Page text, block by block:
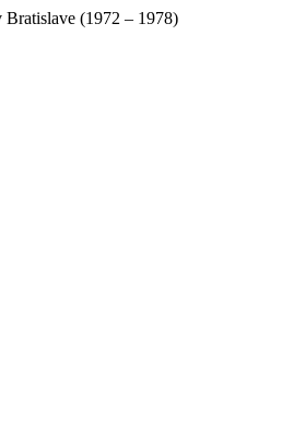
(1972 – 1978)